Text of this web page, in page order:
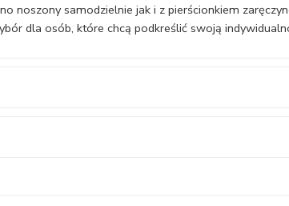
noszony samodzielnie jak i z pierścionkiem
dla osób, które chcą podkreślić swoją